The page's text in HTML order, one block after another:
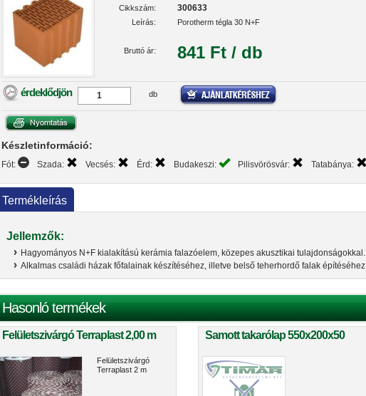
Cikkszám: 300633
Leírás: Porotherm tégla 30 N+F
Bruttó ár: 841 Ft / db
érdeklődjön db
Készletinformáció:
Fót: Szada: Vecsés: Érd: Budakeszi: Pilisvörösvár: Tatabánya:
Termékleírás
Jellemzők:
Hagyományos N+F kialakítású kerámia falazóelem, közepes akusztikai tulajdonságokkal.
Alkalmas családi házak főfalainak készítéséhez, illetve belső teherhordő falak építéséhez
Hasonló termékek
Felületszivárgó Terraplast 2,00 m
Felületszivárgó
Terraplast 2 m
Samott takarólap 550x200x50